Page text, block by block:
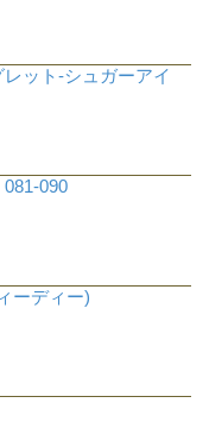
ット-シュガーアイ
090
ーディー)